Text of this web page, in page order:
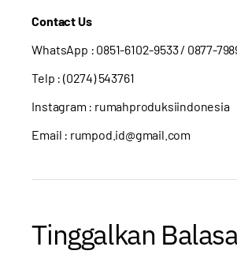
Contact Us
WhatsApp : 0851-6102-9533/ 0877-
Telp : (0274) 543761
Instagram : rumahproduksiindonesia
Email : rumpod.id@gmail.com
Tinggalkan